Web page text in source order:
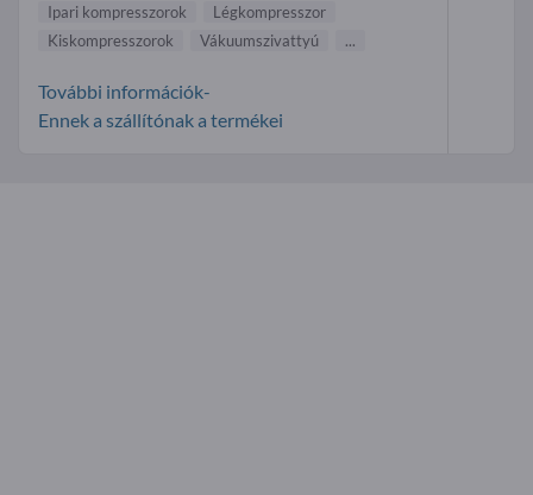
Ipari kompresszorok
Légkompresszor
Kiskompresszorok
Vákuumszivattyú ...
További információk-
Ennek a szállítónak a termékei